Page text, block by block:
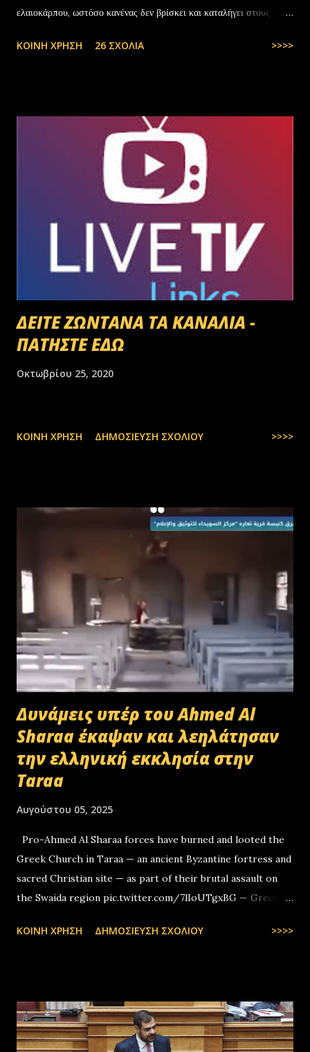
ελαιοκάρπου, ωστόσο κανένας δεν βρίσκει και καταλήγει στους
στην Ελλάδα, πάλι δεν μας φτάνουν. Στην Ελλάδα του 1.000.000
ΚΟΙΝΉ ΧΡΉΣΗ 26 ΣΧΌΛΙΑ >>>>
ΔΕΙΤΕ ΖΩΝΤΑΝΑ ΤΑ ΚΑΝΑΛΙΑ -
ΠΑΤΗΣΤΕ ΕΔΩ
Οκτωβρίου 25, 2020
ΚΟΙΝΉ ΧΡΉΣΗ ΔΗΜΟΣΊΕΥΣΗ ΣΧΟΛΊΟΥ >>>>
Δυνάμεις υπέρ του Ahmed Al
Sharaa έκαψαν και λεηλάτησαν
την ελληνική εκκλησία στην
Taraa
Αυγούστου 05, 2025
Pro-Ahmed Al Sharaa forces have burned and looted the
Greek Church in Taraa — an ancient Byzantine fortress and
sacred Christian site — as part of their brutal assault on
the Swaida region pic.twitter.com/7lIoUTgxBG — Greco-
ΚΟΙΝΉ ΧΡΉΣΗ ΔΗΜΟΣΊΕΥΣΗ ΣΧΟΛΊΟΥ >>>>